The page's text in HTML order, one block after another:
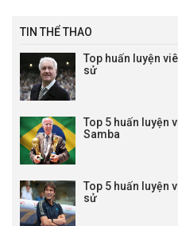
TIN THỂ THAO
Top huấn luyện
sử
Top 5 huấn luyện
Samba
Top 5 huấn luyện
sử